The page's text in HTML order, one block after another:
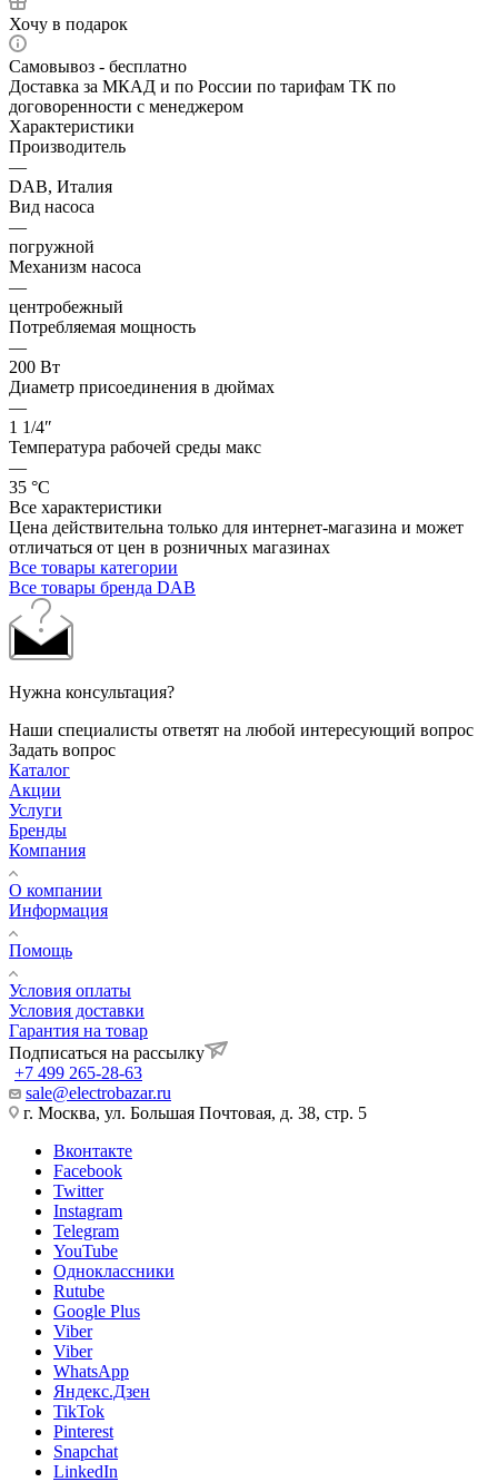
Хочу в подарок
Самовывоз - бесплатно
Доставка за МКАД и по России по тарифам ТК по
договоренности с менеджером
Характеристики
Производитель
—
DAB, Италия
Вид насоса
—
погружной
Механизм насоса
—
центробежный
Потребляемая мощность
—
200 Вт
Диаметр присоединения в дюймах
—
1 1/4″
Температура рабочей среды макс
—
35 °С
Все характеристики
Цена действительна только для интернет-магазина и может
отличаться от цен в розничных магазинах
Все товары категории
Все товары бренда DAB
Нужна консультация?
Наши специалисты ответят на любой интересующий вопрос
Задать вопрос
Каталог
Акции
Услуги
Бренды
Компания
О компании
Информация
Помощь
Условия оплаты
Условия доставки
Гарантия на товар
Подписаться на рассылку
+7 499 265-28-63
sale@electrobazar.ru
г. Москва, ул. Большая Почтовая, д. 38, стр. 5
Вконтакте
Facebook
Twitter
Instagram
Telegram
YouTube
Одноклассники
Rutube
Google Plus
Viber
Viber
WhatsApp
Яндекс.Дзен
TikTok
Pinterest
Snapchat
LinkedIn